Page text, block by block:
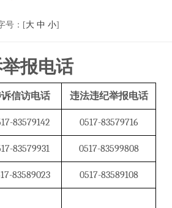
：[大 中 小]
报电话
信访电话 违法违纪举报电话
83579142 0517-83579716
83579931 0517-83599808
83589023 0517-83589108